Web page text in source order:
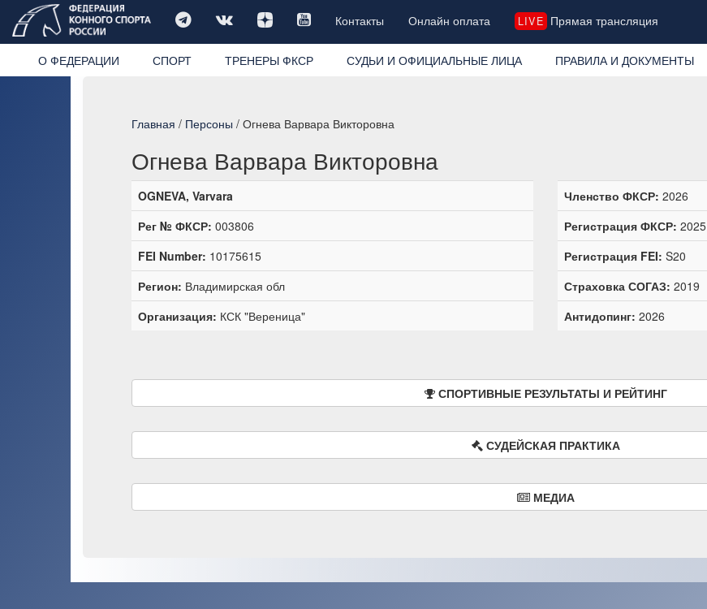
Контакты Онлайн оплата LIVE Прямая трансляция
О ФЕДЕРАЦИИ СПОРТ ТРЕНЕРЫ ФКСР СУДЬИ И ОФИЦИАЛЬНЫЕ ЛИЦА ПРАВИЛА И ДОКУМЕНТЫ
Главная / Персоны / Огнева Варвара Викторовна
Огнева Варвара Викторовна
OGNEVA, Varvara
Рег № ФКСР: 003806
FEI Number: 10175615
Регион: Владимирская обл
Организация: КСК "Вереница"
Членство ФКСР: 2026
Регистрация ФКСР: 2025
Регистрация FEI: S20
Страховка СОГАЗ: 2019
Антидопинг: 2026
СПОРТИВНЫЕ РЕЗУЛЬТАТЫ И РЕЙТИНГ
СУДЕЙСКАЯ ПРАКТИКА
МЕДИА